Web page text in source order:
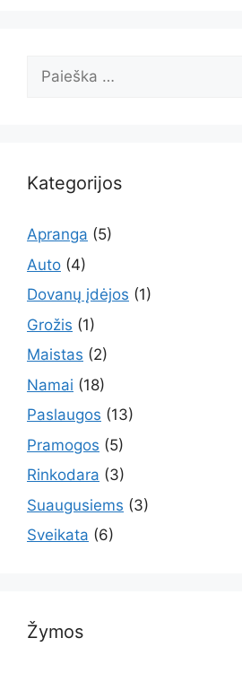
Ieškoti:
Kategorijos
Apranga (5)
Auto (4)
Dovanų įdėjos (1)
Grožis (1)
Maistas (2)
Namai (18)
Paslaugos (13)
Pramogos (5)
Rinkodara (3)
Suaugusiems (3)
Sveikata (6)
Žymos